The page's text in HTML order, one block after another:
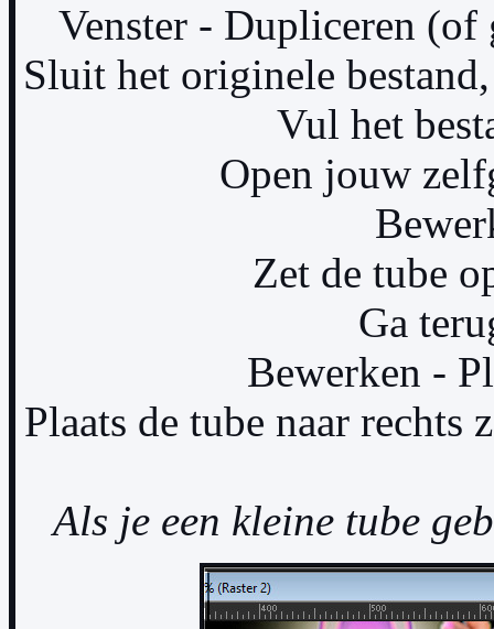
Venster - Dupliceren
Sluit het originele
Vul het
Open jouw
Zet de tube
Ga
Bewerken -
Plaats de tube naar
Als je een kleine tube